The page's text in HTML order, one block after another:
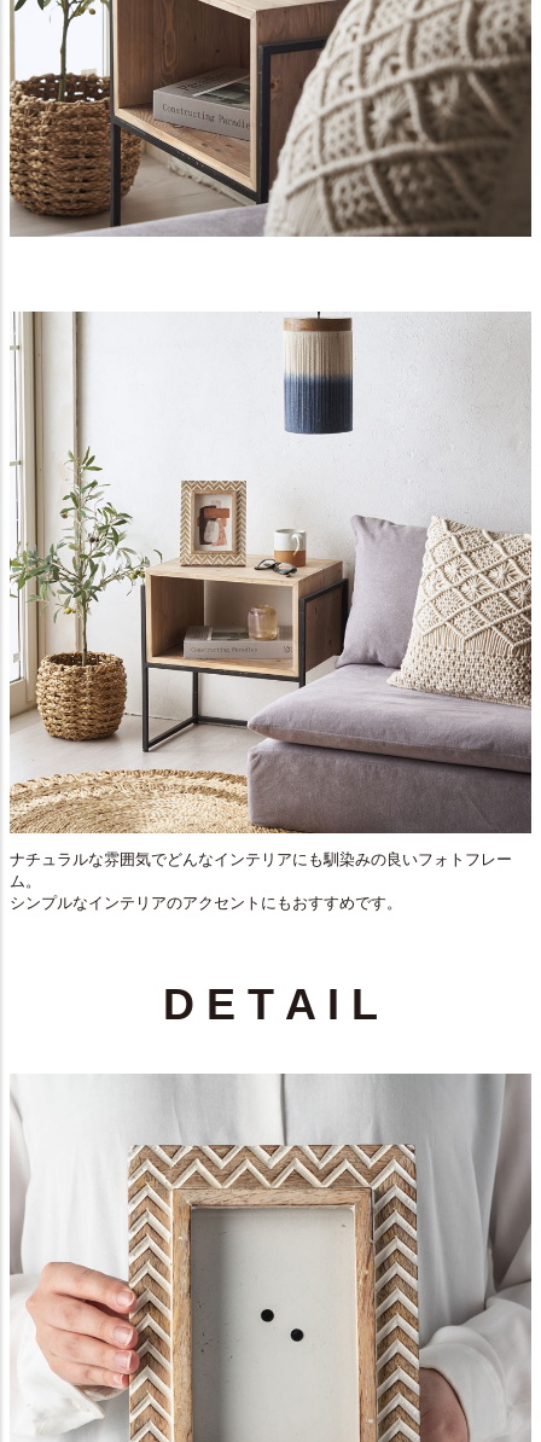
ナチュラルな雰囲気でどんなインテリアにも馴染みの良いフォトフレー
ム。
シンプルなインテリアのアクセントにもおすすめです。
D E T A I L